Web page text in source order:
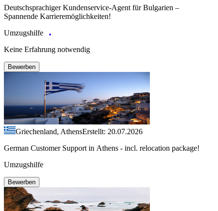
Deutschsprachiger Kundenservice-Agent für Bulgarien –
Spannende Karrieremöglichkeiten!
Umzugshilfe
Keine Erfahrung notwendig
Bewerben
Griechenland, AthensErstellt: 20.07.2026
German Customer Support in Athens - incl. relocation package!
Umzugshilfe
Bewerben